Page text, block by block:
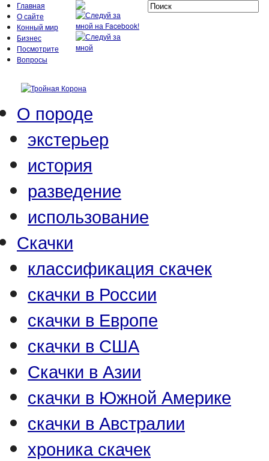
Главная
О сайте
Конный мир
Бизнес
Посмотрите
Вопросы
О породе
экстерьер
история
разведение
использование
Скачки
классификация скачек
скачки в России
скачки в Европе
скачки в США
Скачки в Азии
скачки в Южной Америке
скачки в Австралии
хроника скачек